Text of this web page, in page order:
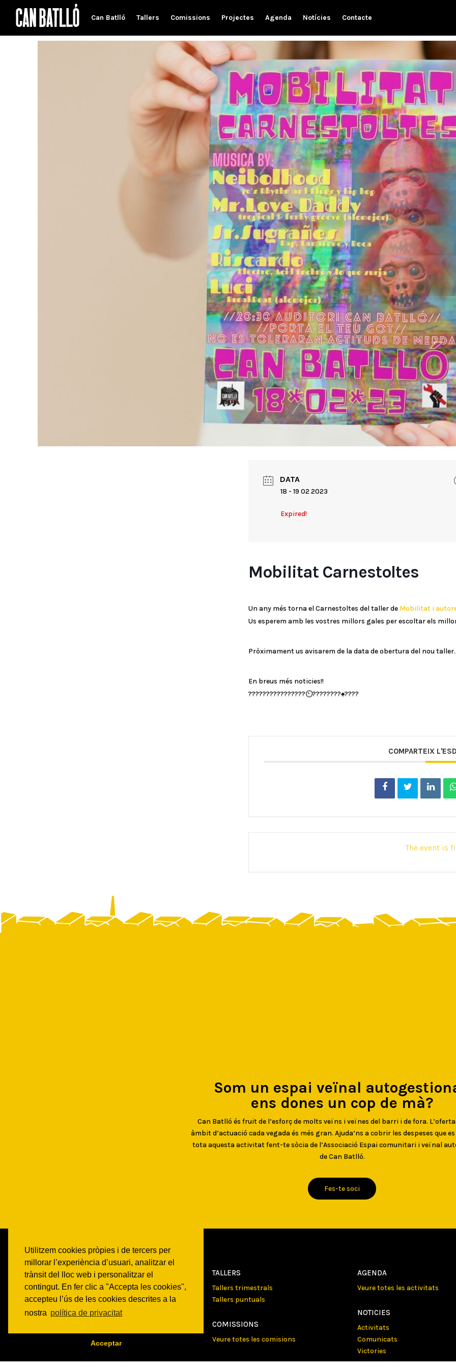
Utilitzem cookies pròpies i de tercers per
millorar l’experiència d’usuari, analitzar el
trànsit del lloc web i personalitzar el
contingut. En fer clic a "Accepta les cookies",
accepteu l’ús de les cookies descrites a la
nostra política de privacitat
Acceptar
Can Batlló Tallers Comissions Projectes Agenda Notícies Contacte
DATA
18 - 19 02 2023
Expired!
Mobilitat Carnestoltes
Un any més torna el Carnestoltes del taller de Mobilitat i
Us esperem amb les vostres millors gales per escoltar els
Pròximament us avisarem de la data de obertura del nou taller.
En breus més noticies!!
????????????????⏲????????♠️????
COMPARTEIX
The event is
Som un espai veïnal
ens dones un cop de mà?
Can Batlló és fruit de l’esforç de molts veïns i veïnes del barri i de fora.
àmbit d’actuació cada vegada és més gran. Ajuda’ns a cobrir les despeses que
tota aquesta activitat fent-te sòcia de l’Associació Espai comunitari i veïnal
de Can Batlló.
Fes-te soci
CANBATLLÓ
Qui som
Espais
Historia
TALLERS
Tallers trimestrals
Tallers puntuals
COMISSIONS
Veure totes les comisions
PROJECTES
AGENDA
Veure totes les activitats
NOTICIES
Activitats
Comunicats
Victories